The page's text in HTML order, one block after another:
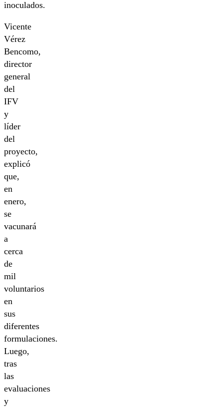
inoculados.
Vicente
Vérez
Bencomo,
director
general
del
IFV
y
líder
del
proyecto,
explicó
que,
en
enero,
se
vacunará
a
cerca
de
mil
voluntarios
en
sus
diferentes
formulaciones.
Luego,
tras
las
evaluaciones
y